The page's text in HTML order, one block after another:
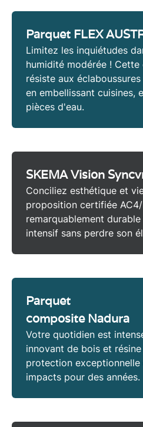
Parquet FLEX
Limitez les inquiétudes
humidité modérée !
résiste aux
en embellissant cuisines,
pièces d'eau.
SKEMA Vision
Conciliez esthétique et
proposition certifiée
remarquablement
intensif sans perdre son
Parquet
composite Nadura
Votre quotidien est
innovant de bois et résine
protection
impacts pour des années.